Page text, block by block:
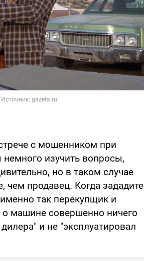
с мошенником при
изучить вопросы,
но в таком случае
чем продавец. Когда зададите
так перекупщик и
о машине совершенно ничего
и не "эксплуатировал